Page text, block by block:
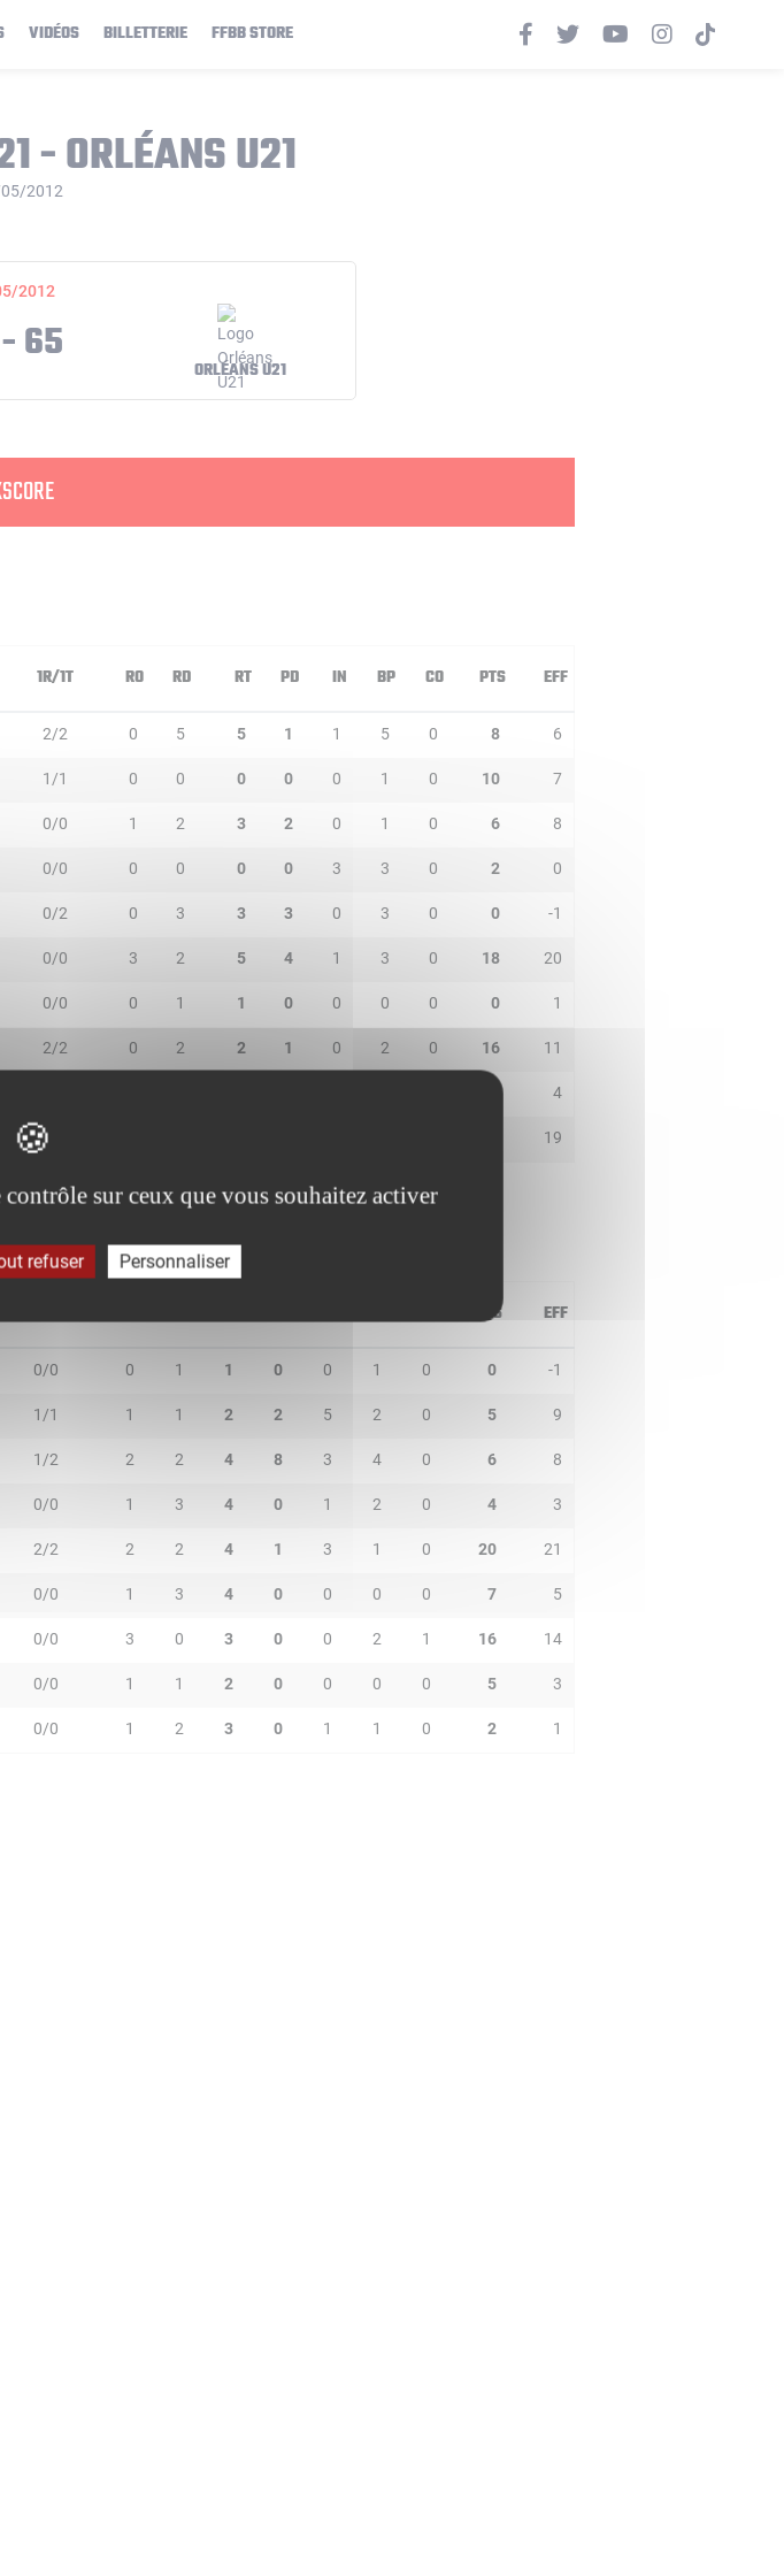
VIDÉOS BILLETTERIE FFBB STORE
- ORLÉANS U21
05/2012
2012
65 ORLÉANS U21
1R/1T RO RD RT PD IN BP CO PTS EFF
2/2 0 5 5 1 1 5 0 8 6
1/1 0 0 0 0 0 1 0 10 7
0/0 1 2 3 2 0 1 0 6 8
0/0 0 0 0 0 3 3 0 2 0
0/2 0 3 3 3 0 3 0 0 -1
0/0 3 2 5 4 1 3 0 18 20
0/0 0 1 1 0 0 0 0 0 1
2/2 0 2 2 1 0 2 0 16 11
4
2/2 19
PTS EFF
0/0 0 1 1 0 0 1 0 0 -1
1/1 1 1 2 2 5 2 0 5 9
1/2 2 2 4 8 3 4 0 6 8
0/0 1 3 4 0 1 2 0 4 3
2/2 2 2 4 1 3 1 0 20 21
0/0 1 3 4 0 0 0 0 7 5
0/0 3 0 3 0 0 2 1 16 14
0/0 1 1 2 0 0 0 0 5 3
0/0 1 2 3 0 1 1 0 2 1
sur ceux que vous souhaitez activer
refuser Personnaliser